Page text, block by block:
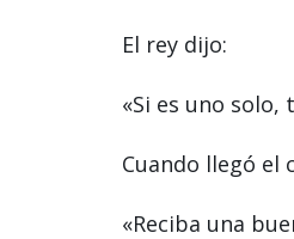
El rey dijo:
«Si es uno solo,
Cuando llegó el
«Reciba una